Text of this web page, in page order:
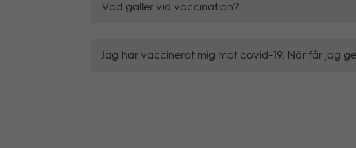
Vad gäller vid vaccination?
Jag har vaccinerat mig mot covid-19. När får jag